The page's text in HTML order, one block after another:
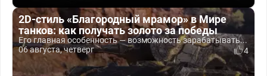
2D-стиль «Благородный мрамор» в Мире
танков: как получать золото за победы
Его главная особенность — возможность зарабатывать...
06 августа, четверг
4